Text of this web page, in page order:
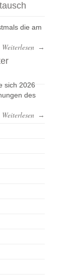
die am
Weiterlesen →
sich 2026
des
Weiterlesen →